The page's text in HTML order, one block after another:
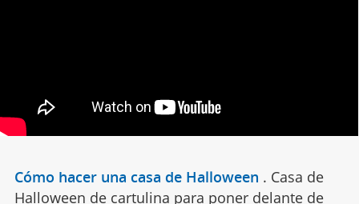
Cómo hacer una casa de Halloween . Casa de
Halloween de cartulina para poner delante de